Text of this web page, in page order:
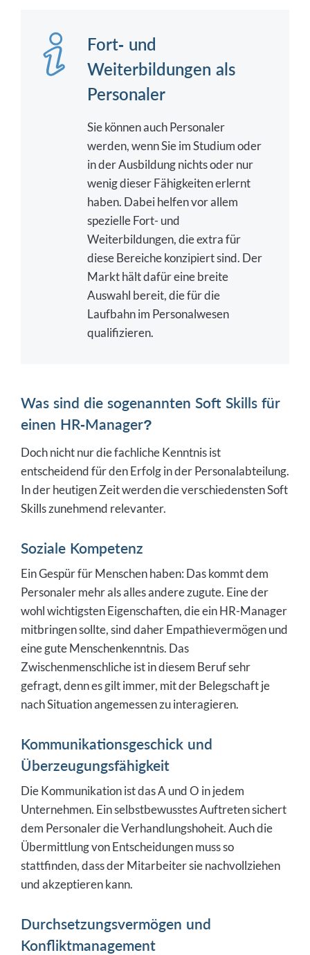
Fort- und
Weiterbildungen als
Personaler
Sie können auch Personaler
werden, wenn Sie im Studium oder
in der Ausbildung nichts oder nur
wenig dieser Fähigkeiten erlernt
haben. Dabei helfen vor allem
spezielle Fort- und
Weiterbildungen, die extra für
diese Bereiche konzipiert sind. Der
Markt hält dafür eine breite
Auswahl bereit, die für die
Laufbahn im Personalwesen
qualifizieren.
Was sind die sogenannten Soft Skills für
einen HR-Manager?
Doch nicht nur die fachliche Kenntnis ist
entscheidend für den Erfolg in der Personalabteilung.
In der heutigen Zeit werden die verschiedensten Soft
Skills zunehmend relevanter.
Soziale Kompetenz
Ein Gespür für Menschen haben: Das kommt dem
Personaler mehr als alles andere zugute. Eine der
wohl wichtigsten Eigenschaften, die ein HR-Manager
mitbringen sollte, sind daher Empathievermögen und
eine gute Menschenkenntnis. Das
Zwischenmenschliche ist in diesem Beruf sehr
gefragt, denn es gilt immer, mit der Belegschaft je
nach Situation angemessen zu interagieren.
Kommunikationsgeschick und
Überzeugungsfähigkeit
Die Kommunikation ist das A und O in jedem
Unternehmen. Ein selbstbewusstes Auftreten sichert
dem Personaler die Verhandlungshoheit. Auch die
Übermittlung von Entscheidungen muss so
stattfinden, dass der Mitarbeiter sie nachvollziehen
und akzeptieren kann.
Durchsetzungsvermögen und
Konfliktmanagement